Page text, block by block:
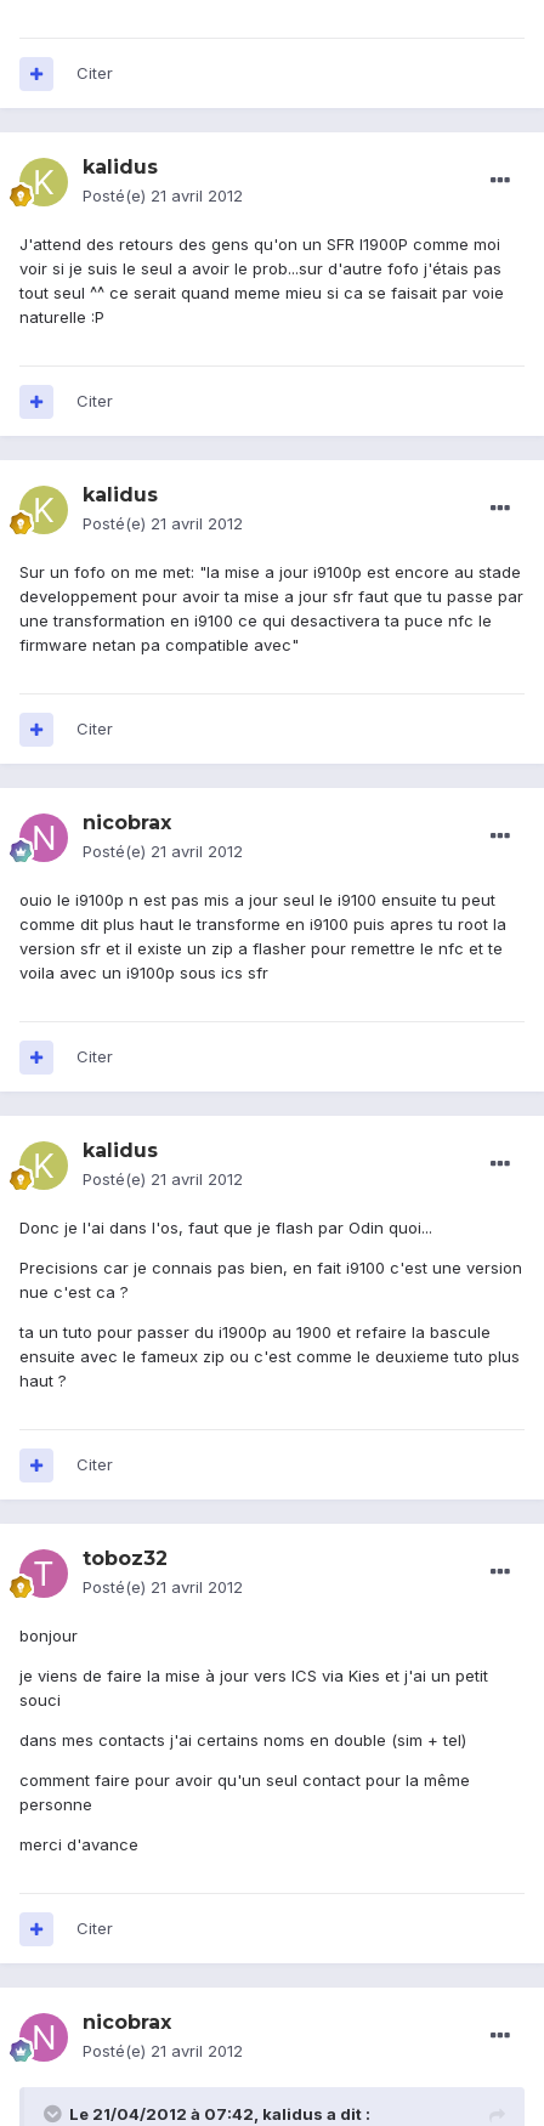
Citer
kalidus
Posté(e) 21 avril 2012
J'attend des retours des gens qu'on un SFR I1900P comme moi
voir si je suis le seul a avoir le prob...sur d'autre fofo j'étais pas
tout seul ^^ ce serait quand meme mieu si ca se faisait par voie
naturelle :P
Citer
kalidus
Posté(e) 21 avril 2012
Sur un fofo on me met: "la mise a jour i9100p est encore au stade
developpement pour avoir ta mise a jour sfr faut que tu passe par
une transformation en i9100 ce qui desactivera ta puce nfc le
firmware netan pa compatible avec"
Citer
nicobrax
Posté(e) 21 avril 2012
ouio le i9100p n est pas mis a jour seul le i9100 ensuite tu peut
comme dit plus haut le transforme en i9100 puis apres tu root la
version sfr et il existe un zip a flasher pour remettre le nfc et te
voila avec un i9100p sous ics sfr
Citer
kalidus
Posté(e) 21 avril 2012
Donc je l'ai dans l'os, faut que je flash par Odin quoi...
Precisions car je connais pas bien, en fait i9100 c'est une version
nue c'est ca ?
ta un tuto pour passer du i1900p au 1900 et refaire la bascule
ensuite avec le fameux zip ou c'est comme le deuxieme tuto plus
haut ?
Citer
toboz32
Posté(e) 21 avril 2012
bonjour
je viens de faire la mise à jour vers ICS via Kies et j'ai un petit
souci
dans mes contacts j'ai certains noms en double (sim + tel)
comment faire pour avoir qu'un seul contact pour la même
personne
merci d'avance
Citer
nicobrax
Posté(e) 21 avril 2012
Le 21/04/2012 à 07:42, kalidus a dit :